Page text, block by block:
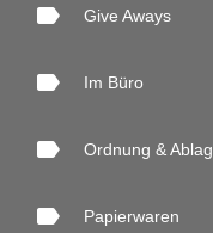
label Give Aways
label Im Büro
label Ordnung &
label Papierwaren